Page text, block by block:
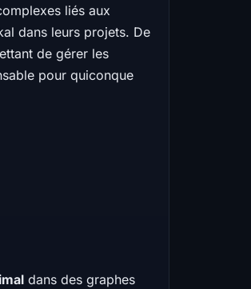
liés aux
dans leurs projets. De
de gérer les
pour quiconque
dans des graphes